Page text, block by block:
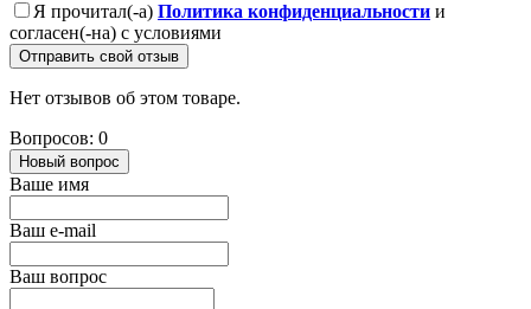
Я прочитал(-а) Политика конфиденциальности и
согласен(-на) с условиями
Отправить свой отзыв
Нет отзывов об этом товаре.
Вопросов: 0
Новый вопрос
Ваше имя
Ваш e-mail
Ваш вопрос